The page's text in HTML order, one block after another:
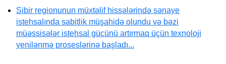
Sibir regionunun müxtəlif hissələrində sənaye
istehsalında sabitlik müşahidə olundu və bəzi
müəssisələr istehsal gücünü artırmaq üçün texnoloji
yenilənmə proseslərinə başladı...